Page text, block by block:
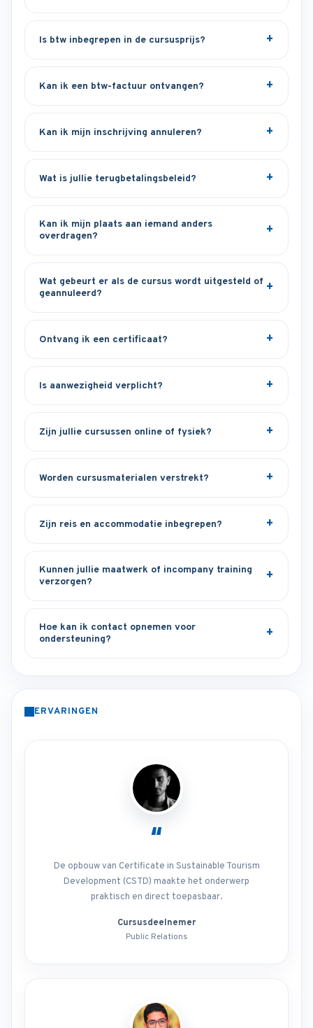
Is btw inbegrepen in de cursusprijs?
Kan ik een btw-factuur ontvangen?
Kan ik mijn inschrijving annuleren?
Wat is jullie terugbetalingsbeleid?
Kan ik mijn plaats aan iemand anders
overdragen?
Wat gebeurt er als de cursus wordt uitgesteld of
geannuleerd?
Ontvang ik een certificaat?
Is aanwezigheid verplicht?
Zijn jullie cursussen online of fysiek?
Worden cursusmaterialen verstrekt?
Zijn reis en accommodatie inbegrepen?
Kunnen jullie maatwerk of incompany training
verzorgen?
Hoe kan ik contact opnemen voor
ondersteuning?
ERVARINGEN
“
De opbouw van Certificate in Sustainable Tourism
Development (CSTD) maakte het onderwerp
praktisch en direct toepasbaar.
Cursusdeelnemer
Public Relations